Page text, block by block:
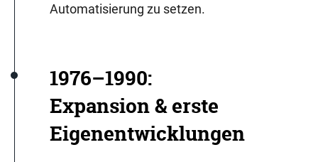
Automatisierung zu setzen.
1976–1990:
Expansion & erste
Eigenentwicklungen